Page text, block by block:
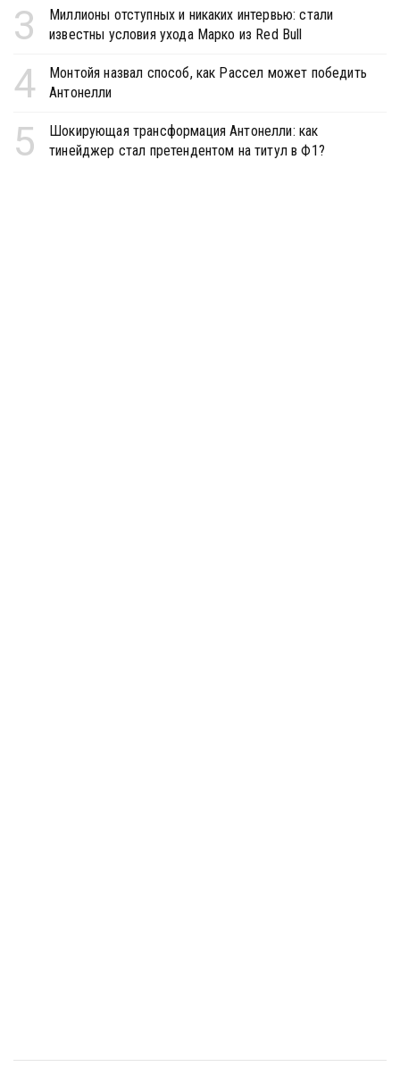
3
Миллионы отступных и никаких интервью: стали
известны условия ухода Марко из Red Bull
4
Монтойя назвал способ, как Рассел может победить
Антонелли
5
Шокирующая трансформация Антонелли: как
тинейджер стал претендентом на титул в Ф1?